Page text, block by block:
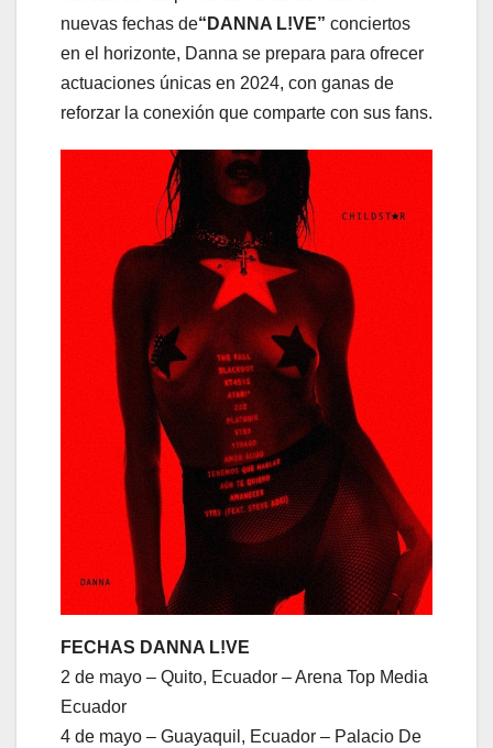
nuevas fechas de“DANNA L!VE” conciertos
en el horizonte, Danna se prepara para ofrecer
actuaciones únicas en 2024, con ganas de
reforzar la conexión que comparte con sus fans.
FECHAS DANNA L!VE
2 de mayo – Quito, Ecuador – Arena Top Media
Ecuador
4 de mayo – Guayaquil, Ecuador – Palacio De